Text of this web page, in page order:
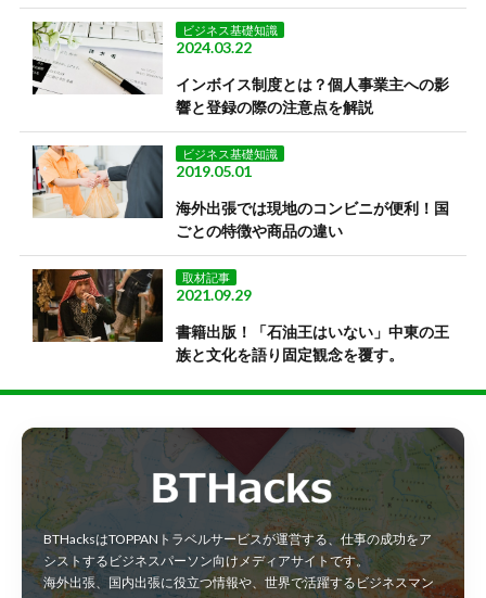
ビジネス基礎知識
2024.03.22
インボイス制度とは？個人事業主への影
響と登録の際の注意点を解説
ビジネス基礎知識
2019.05.01
海外出張では現地のコンビニが便利！国
ごとの特徴や商品の違い
取材記事
2021.09.29
書籍出版！「石油王はいない」中東の王
族と文化を語り固定観念を覆す。
BTHacksはTOPPANトラベルサービスが運営する、仕事の成功をア
シストするビジネスパーソン向けメディアサイトです。
海外出張、国内出張に役立つ情報や、世界で活躍するビジネスマン